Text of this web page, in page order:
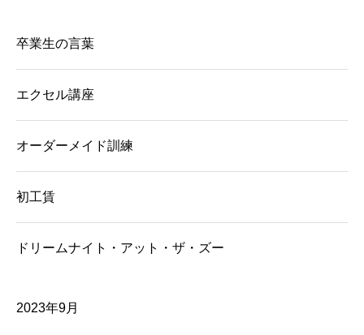
卒業生の言葉
エクセル講座
オーダーメイド訓練
初工賃
ドリームナイト・アット・ザ・ズー
2023年9月